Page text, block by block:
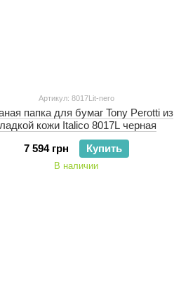
Артикул: 8017Lit-nero
папка для бумаг Tony Perotti из
кожи Italico 8017L черная
7 594 грн
Купить
В наличии